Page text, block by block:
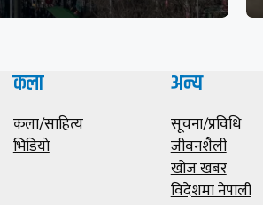
कला
कला/साहित्य
भिडियाे
अन्य
सूचना/प्रविधि
जीवनशैली
खोज खबर
विदेशमा नेपाली